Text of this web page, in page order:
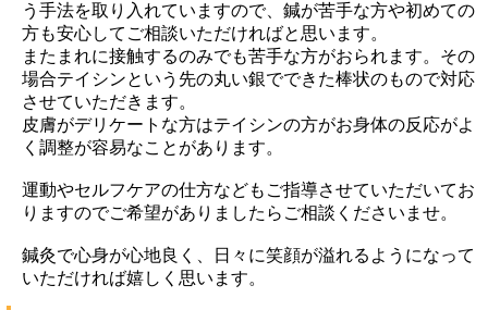
う手法を取り入れていますので、鍼が苦手な方や初めての
方も安心してご相談いただければと思います。
またまれに接触するのみでも苦手な方がおられます。その
場合テイシンという先の丸い銀でできた棒状のもので対応
させていただきます。
皮膚がデリケートな方はテイシンの方がお身体の反応がよ
く調整が容易なことがあります。
運動やセルフケアの仕方などもご指導させていただいてお
りますのでご希望がありましたらご相談くださいませ。
鍼灸で心身が心地良く、日々に笑顔が溢れるようになって
いただければ嬉しく思います。